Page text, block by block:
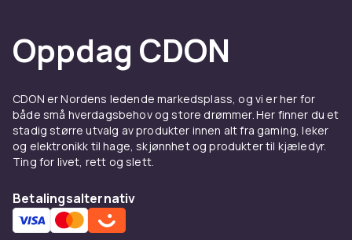
LEGO, Barbie og Schleich til
konkurransedyktige priser med rask levering
Sammenlign produkter og les
kundeanmeldelser for å finne beste leketøy. Vi
har et stort sortiment til alle budsjetter.
LEGO, Barbie og Schleich til
konkurransedyktige priser med rask levering
og enkel retur.
Oppdag CDON
CDON er Nordens ledende markedsplass, og vi er her for
både små hverdagsbehov og store drømmer. Her finner du et
stadig større utvalg av produkter innen alt fra gaming, leker
og elektronikk til hage, skjønnhet og produkter til kjæledyr.
Ting for livet, rett og slett.
Betalingsalternativ